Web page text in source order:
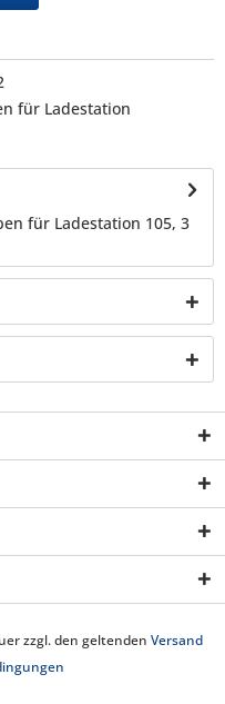
für Ladestation
für Ladestation 105, 3
zzgl. den geltenden Versand